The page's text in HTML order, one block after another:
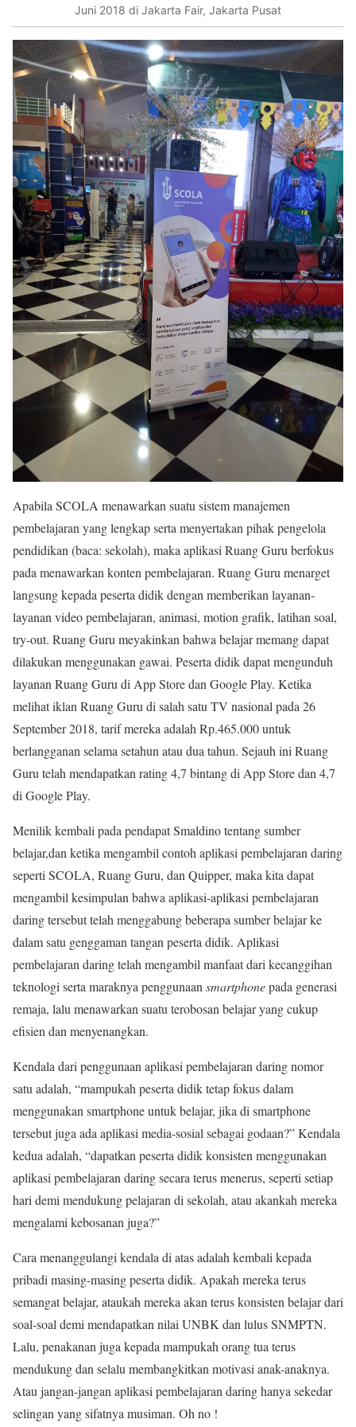
Juni 2018 di Jakarta Fair, Jakarta Pusat
Apabila SCOLA menawarkan suatu sistem manajemen
pembelajaran yang lengkap serta menyertakan pihak pengelola
pendidikan (baca: sekolah), maka aplikasi Ruang Guru berfokus
pada menawarkan konten pembelajaran. Ruang Guru menarget
langsung kepada peserta didik dengan memberikan layanan-
layanan video pembelajaran, animasi, motion grafik, latihan soal,
try-out. Ruang Guru meyakinkan bahwa belajar memang dapat
dilakukan menggunakan gawai. Peserta didik dapat mengunduh
layanan Ruang Guru di App Store dan Google Play. Ketika
melihat iklan Ruang Guru di salah satu TV nasional pada 26
September 2018, tarif mereka adalah Rp.465.000 untuk
berlangganan selama setahun atau dua tahun. Sejauh ini Ruang
Guru telah mendapatkan rating 4,7 bintang di App Store dan 4,7
di Google Play.
Menilik kembali pada pendapat Smaldino tentang sumber
belajar,dan ketika mengambil contoh aplikasi pembelajaran daring
seperti SCOLA, Ruang Guru, dan Quipper, maka kita dapat
mengambil kesimpulan bahwa aplikasi-aplikasi pembelajaran
daring tersebut telah menggabung beberapa sumber belajar ke
dalam satu genggaman tangan peserta didik. Aplikasi
pembelajaran daring telah mengambil manfaat dari kecanggihan
teknologi serta maraknya penggunaan smartphonepada generasi
remaja, lalu menawarkan suatu terobosan belajar yang cukup
efisien dan menyenangkan.
Kendala dari penggunaan aplikasi pembelajaran daring nomor
satu adalah, “mampukah peserta didik tetap fokus dalam
menggunakan smartphone untuk belajar, jika di smartphone
tersebut juga ada aplikasi media-sosial sebagai godaan?” Kendala
kedua adalah, “dapatkan peserta didik konsisten menggunakan
aplikasi pembelajaran daring secara terus menerus, seperti setiap
hari demi mendukung pelajaran di sekolah, atau akankah mereka
mengalami kebosanan juga?”
Cara menanggulangi kendala di atas adalah kembali kepada
pribadi masing-masing peserta didik. Apakah mereka terus
semangat belajar, ataukah mereka akan terus konsisten belajar dari
soal-soal demi mendapatkan nilai UNBK dan lulus SNMPTN.
Lalu, penakanan juga kepada mampukah orang tua terus
mendukung dan selalu membangkitkan motivasi anak-anaknya.
Atau jangan-jangan aplikasi pembelajaran daring hanya sekedar
selingan yang sifatnya musiman. Oh no !